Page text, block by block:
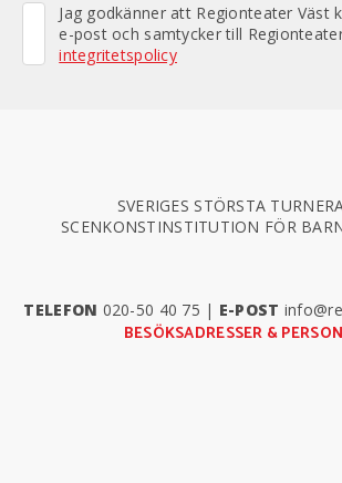
Jag godkänner att Regionteater Väst
e-post och samtycker till
integritetspolicy
SVERIGES STÖRSTA
SCENKONSTINSTITUTION FÖR
TELEFON 020-50 40 75 | E-POST
BESÖKSADRESSER &